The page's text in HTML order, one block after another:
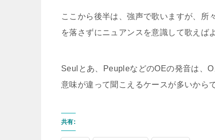
ここから後半は、強声で歌いますが、所
を落さずにニュアンスを意識して歌えば
Seulとあ、PeupleなどのOEの発音は、
意味が違って聞こえるケースが多いから
共有: